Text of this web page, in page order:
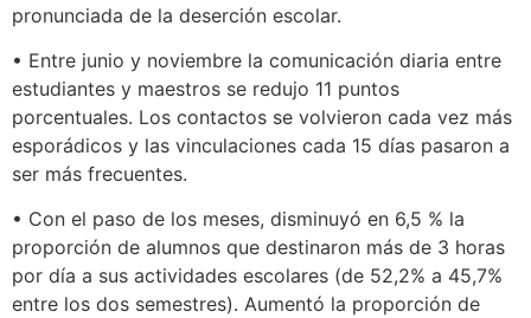
pronunciada de la deserción escolar.
• Entre junio y noviembre la comunicación diaria entre
estudiantes y maestros se redujo 11 puntos
porcentuales. Los contactos se volvieron cada vez más
esporádicos y las vinculaciones cada 15 días pasaron a
ser más frecuentes.
• Con el paso de los meses, disminuyó en 6,5 % la
proporción de alumnos que destinaron más de 3 horas
por día a sus actividades escolares (de 52,2% a 45,7%
entre los dos semestres). Aumentó la proporción de